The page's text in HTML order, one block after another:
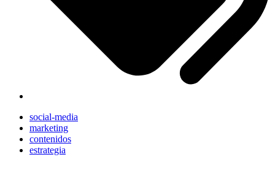
social-media
marketing
contenidos
estrategia